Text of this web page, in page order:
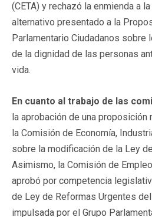
(CETA) y rechazó la enmienda a
alternativo presentado a la
Parlamentario Ciudadanos sobre
de la dignidad de las personas
vida.
En cuanto al trabajo de las
la aprobación de una proposición
la Comisión de Economía,
sobre la modificación de la Ley
Asimismo, la Comisión de
aprobó por competencia
de Ley de Reformas Urgentes
impulsada por el Grupo